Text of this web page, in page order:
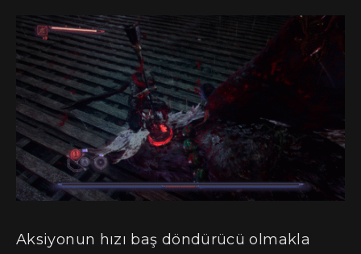
Aksiyonun hızı baş döndürücü olmakla